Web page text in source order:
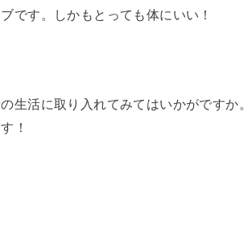
です。しかもとっても体にいい！
生活に取り入れてみてはいかがですか。
！